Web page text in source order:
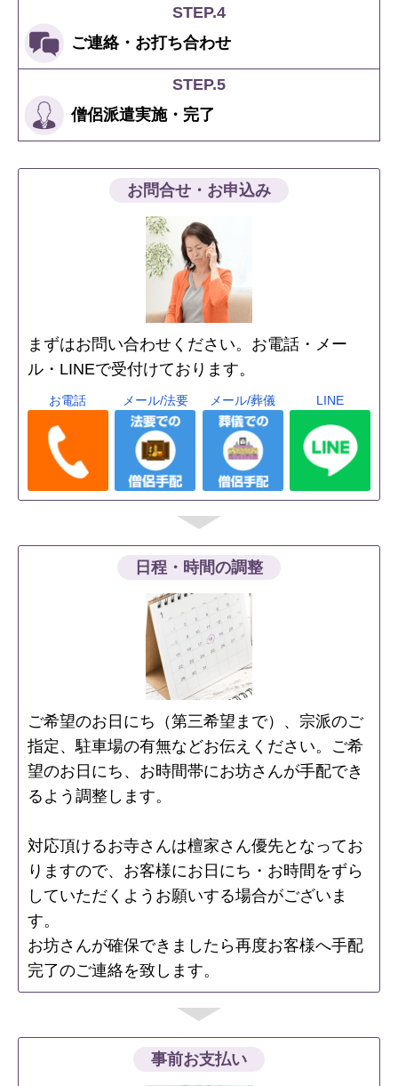
STEP.4
ご連絡・ お打ち合わせ
STEP.5
僧侶派遣実施・完了
お問合せ・お申込み
まずはお問い合わせください。お電話・メー
ル・LINEで受付けております。
お電話 メール/法要 メール/葬儀 LINE
日程・時間の調整
ご希望のお日にち（第三希望まで）、宗派のご
指定、駐車場の有無などお伝えください。ご希
望のお日にち、お時間帯にお坊さんが手配でき
るよう調整します。
対応頂けるお寺さんは檀家さん優先となってお
りますので、お客様にお日にち・お時間をずら
していただくようお願いする場合がございま
す。
お坊さんが確保できましたら再度お客様へ手配
完了のご連絡を致します。
事前お支払い